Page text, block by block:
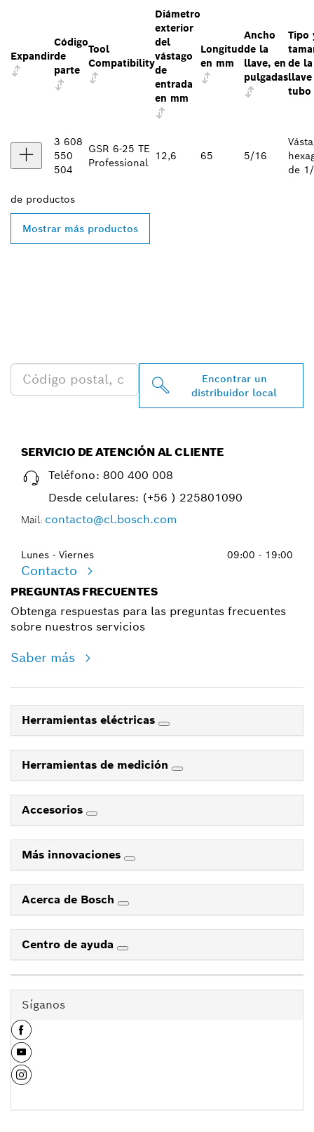
Expandir
Código
de
parte
Tool
Compatibility
Diámetro
exterior
del
vástago
de
entrada
en mm
Longitud
en mm
Ancho
de la
llave, en
pulgadas
Tipo
de la
llave
tubo
3 608
550
504
GSR 6-25 TE
Professional
12,6 65 5/16
de
de productos
Mostrar más productos
Encontrar un
distribuidor local
SERVICIO DE ATENCIÓN AL CLIENTE
Teléfono: 800 400 008
Desde celulares: (+56 ) 225801090
Mail: contacto@cl.bosch.com
Lunes - Viernes 09:00 - 19:00
Contacto
PREGUNTAS FRECUENTES
Obtenga respuestas para las preguntas frecuentes
sobre nuestros servicios
Saber más
Herramientas eléctricas
Herramientas de medición
Accesorios
Más innovaciones
Acerca de Bosch
Centro de ayuda
Síganos